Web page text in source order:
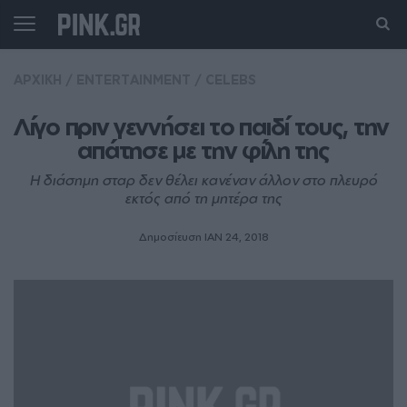
Λίγο πριν γεννήσει το παιδί τους, την
απάτησε με την φίλη της
Η διάσημη σταρ δεν θέλει κανέναν άλλον στο πλευρό
εκτός από τη μητέρα της
Δημοσίευση ΙΑΝ 24, 2018